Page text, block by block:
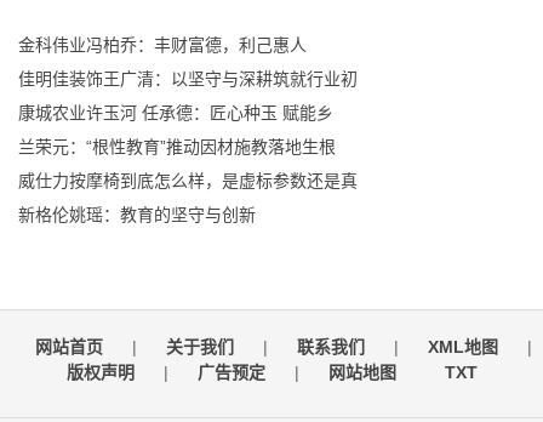
金科伟业冯柏乔：丰财富德，利己惠人
佳明佳装饰王广清：以坚守与深耕筑就行业初
康城农业许玉河 任承德：匠心种玉 赋能乡
兰荣元：“根性教育”推动因材施教落地生根
威仕力按摩椅到底怎么样，是虚标参数还是真
新格伦姚瑶：教育的坚守与创新
网站首页 | 关于我们 | 联系我们 | XML地图
|
版权声明
| 广告预定 | 网站地图 TXT